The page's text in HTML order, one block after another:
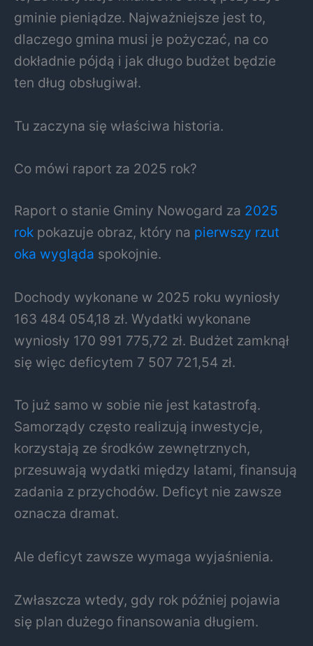
gminie pieniądze. Najważniejsze jest to,
dlaczego gmina musi je pożyczać, na co
dokładnie pójdą i jak długo budżet będzie
ten dług obsługiwał.
Tu zaczyna się właściwa historia.
Co mówi raport za 2025 rok?
Raport o stanie Gminy Nowogard za 2025
rok pokazuje obraz, który na pierwszy rzut
oka wygląda spokojnie.
Dochody wykonane w 2025 roku wyniosły
163 484 054,18 zł. Wydatki wykonane
wyniosły 170 991 775,72 zł. Budżet zamknął
się więc deficytem 7 507 721,54 zł.
To już samo w sobie nie jest katastrofą.
Samorządy często realizują inwestycje,
korzystają ze środków zewnętrznych,
przesuwają wydatki między latami, finansują
zadania z przychodów. Deficyt nie zawsze
oznacza dramat.
Ale deficyt zawsze wymaga wyjaśnienia.
Zwłaszcza wtedy, gdy rok później pojawia
się plan dużego finansowania długiem.